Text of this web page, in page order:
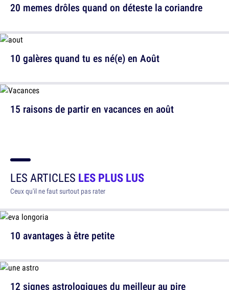
10 galères quand tu es né(e) en Août
20 memes drôles quand on déteste la coriandre
15 raisons de partir en vacances en août
LES ARTICLES LES PLUS LUS
Ceux qu'il ne faut surtout pas rater
10 avantages à être petite
12 signes astrologiques du meilleur au pire